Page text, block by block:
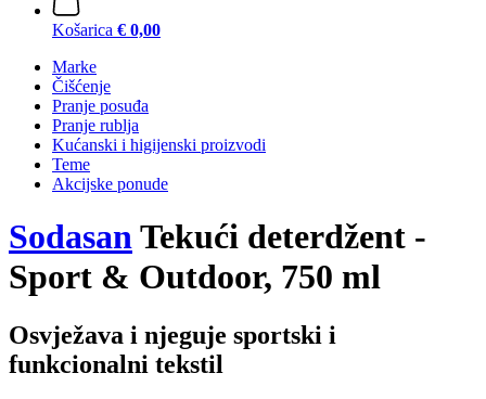
Košarica € 0,00
Marke
Čišćenje
Pranje posuđa
Pranje rublja
Kućanski i higijenski proizvodi
Teme
Akcijske ponude
SodasanTekući deterdžent -
Sport & Outdoor, 750 ml
Osvježava i njeguje sportski i
funkcionalni tekstil